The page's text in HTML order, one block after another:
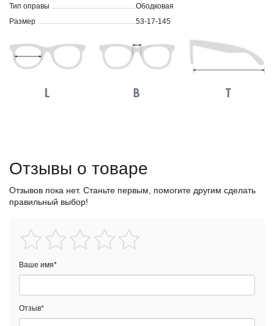
Тип оправы
Ободковая
Размер
53-17-145
Отзывы о товаре
Отзывов пока нет. Станьте первым, помогите другим сделать
правильный выбор!
Ваше имя*
Отзыв*